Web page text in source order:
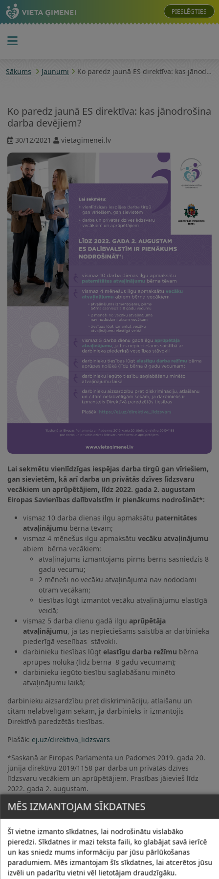
PIESLĒGTIES
Sākums Jaunumi Ko paredz jaunā ES direktīva: kas jānodrošina darba devējiem?
Ko paredz jaunā ES direktīva: kas jānodrošina
darba devējiem?
30/12/2021 vietagimenei.lv
Lai sekmētu vienlīdzīgas iespējas darba tirgū gan vīriešiem,
gan sievietēm, kā arī darba un privātās dzīves līdzsvaru
vecākiem un aprūpētājiem, līdz 2022. gada 2. augustam
Eiropas Savienības dalībvalstīm ir pienākums nodrošināt*:
vismaz 10 darba dienas ilgu apmaksātu paternitātes
atvaļinājumu bērna tēvam;
vismaz 4 mēnešus ilgu apmaksātu vecāku atvaļinājumu
abiem bērna vecākiem:
atvaļinājums izmantojams pirms bērns sasniedzis 8
gadu vecumu;
2 mēneši no vecāku atvaļinājuma nav nododami
otram vecākam;
tiesības lūgt izmantot vecāku atvaļinājumu elastīgā
veidā;
vismaz 5 darba dienu gadā ilgu aprūpētāja
atvaļinājumu, ja tas nepieciešams saistībā ar darbinieka
piederīgā veselības stāvokli.
darbinieku tiesības lūgt elastīgu darba režīmu bērna
aprūpes nolūkā (līdz bērna 8 gadu vecumam);
darbinieku iegūto tiesību saglabāšanu minēto
atvaļinājumu laikā;
darbinieku aizsardzību pret diskrimināciju, atlaišanu un
citām nelabvēlīgām sekām, ja darbinieks ir izmantojis
Direktīvā paredzētās tiesības.
Plašāk: ej.uz/direktiva_lidzsvars
*Saskaņā ar Eiropas Parlamenta un Padomes 2019. gada 20.
jūnija direktīvu 2019/1158 par darba un privātās dzīves
līdzsvaru vecākiem un aprūpētājiem. Prasības jāievieš līdz
2022. gada 2. augustam.
JAUNUMI
MĒS IZMANTOJAM SĪKDATNES
Šī vietne izmanto sīkdatnes, lai nodrošinātu vislabāko
pieredzi. Sīkdatnes ir mazi teksta faili, ko glabājat savā ierīcē
un kas sniedz mums informāciju par jūsu pārlūkošanas
paradumiem. Mēs izmantojam šīs sīkdatnes, lai atcerētos jūsu
izvēli un padarītu vietni vēl lietotājam draudzīgāku.